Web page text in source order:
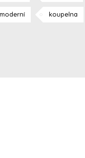
moderní koupelna